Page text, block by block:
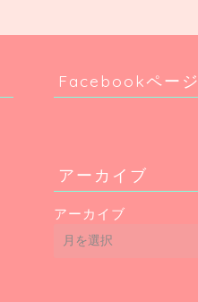
Facebookページ
アーカイブ
アーカイブ